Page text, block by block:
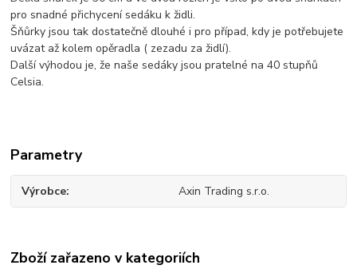
pro snadné přichycení sedáku k židli.
Šňůrky jsou tak dostatečně dlouhé i pro případ, kdy je potřebujete
uvázat až kolem opěradla ( zezadu za židlí).
Další výhodou je, že naše sedáky jsou pratelné na 40 stupňů
Celsia.
Parametry
Výrobce Axin Trading s.r.o.
Zboží zařazeno v kategoriích